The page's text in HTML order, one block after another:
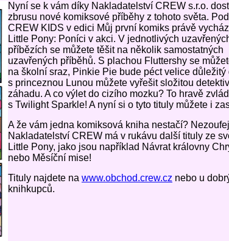
Nyní se k vám díky Nakladatelství CREW s.r.o.
zbrusu nové komiksové příběhy z tohoto světa.
CREW KIDS v edici Můj první komiks právě
Little Pony: Poníci v akci. V jednotlivých
příbězích se můžete těšit na několik samostatných
uzavřených příběhů. S plachou Fluttershy se
na školní sraz, Pinkie Pie bude péct velice důležitý
s princeznou Lunou můžete vyřešit složitou
záhadu. A co výlet do cizího mozku? To hravě
s Twilight Sparkle! A nyní si o tyto tituly můžete i
A že vám jedna komiksová kniha nestačí?
Nakladatelství CREW má v rukávu další tituly ze
Little Pony, jako jsou například Návrat královny
nebo Měsíční mise!
Tituly najdete na www.obchod.crew.cz nebo u
knihkupců.